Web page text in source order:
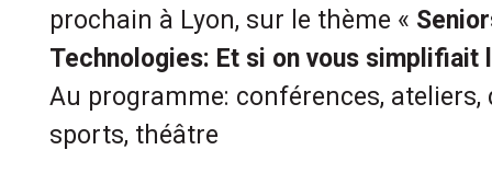
prochain à Lyon, sur le thème «
Technologies: Et si on vous simplifiait
Au programme: conférences, ateliers,
sports, théâtre